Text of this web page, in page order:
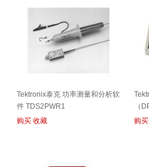
Tektronix泰克 功率测量和分析软
件 TDS2PWR1
购买 收藏
（
购买